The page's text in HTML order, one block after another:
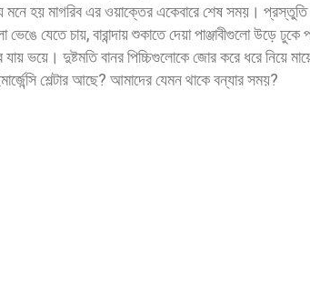
হয় মাগরিব এর ওয়াক্তের একেবারে শেষ সময়। প্রস্তুতি
যেতে চায়, বারান্দায় শুকাতে দেয়া পাঞ্জাবীগুলো উড়ে
ভয়ে। দুষ্টমতি বানর পিচ্চিগুলোকে জোর করে ধরে নিয়ে
শেল্টার আছে? আমাদের যেমন থাকে বন্যার সময়?